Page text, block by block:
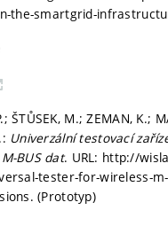
the-smartgrid-
ŠTŮSEK, M.; ZEMAN, K.;
Univerzální testovací
BUS dat. URL: http://
tester-for-wireless-
(Prototyp)